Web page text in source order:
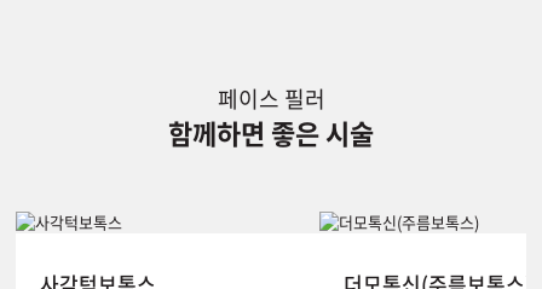
페이스 필러
함께하면 좋은 시술